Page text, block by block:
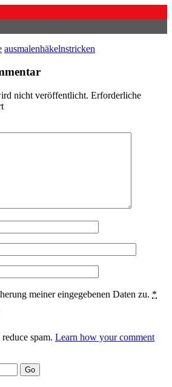
ausmalenhäkelnstricken
nicht veröffentlicht. Erforderliche
meiner eingegebenen Daten zu. *
spam. Learn how your comment